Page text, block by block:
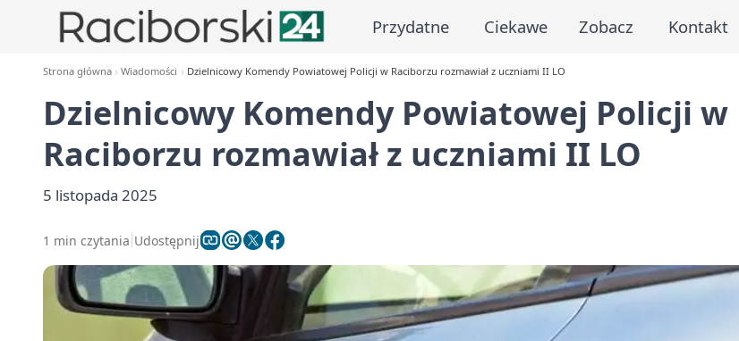
Przydatne Ciekawe Zobacz Kontakt
Strona główna Wiadomości Dzielnicowy Komendy Powiatowej Policji w Raciborzu rozmawiał z uczniami II LO
Dzielnicowy Komendy Powiatowej Policji w
Raciborzu rozmawiał z uczniami II LO
5 listopada 2025
1 min czytania Udostępnij